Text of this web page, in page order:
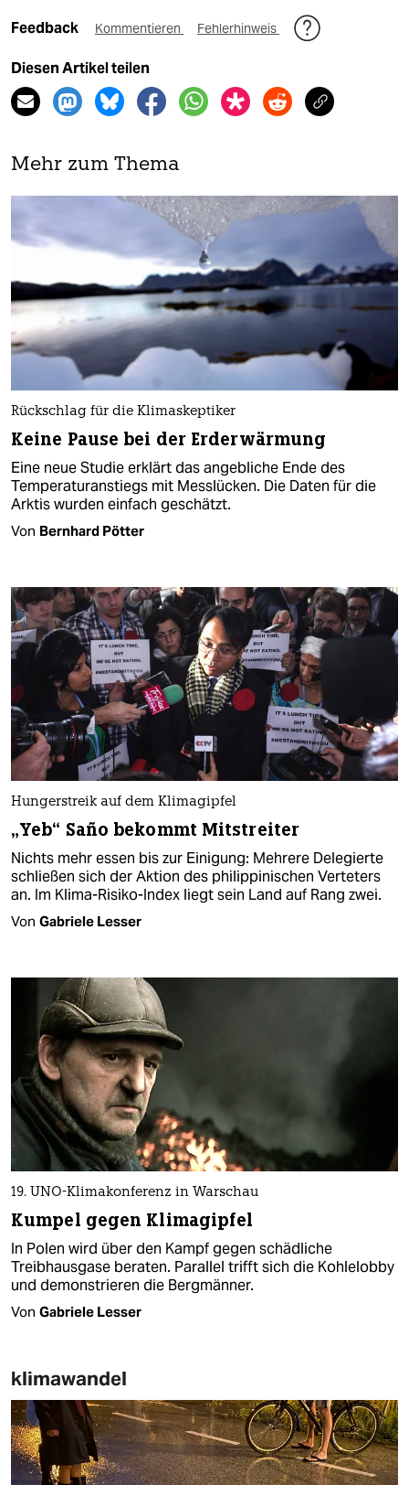
Feedback Kommentieren Fehlerhinweis
Diesen Artikel teilen
Mehr zum Thema
Rückschlag für die Klimaskeptiker
Keine Pause bei der Erderwärmung
Eine neue Studie erklärt das angebliche Ende des
Temperaturanstiegs mit Messlücken. Die Daten für die
Arktis wurden einfach geschätzt.
Von Bernhard Pötter
Hungerstreik auf dem Klimagipfel
„Yeb“ Saño bekommt Mitstreiter
Nichts mehr essen bis zur Einigung: Mehrere Delegierte
schließen sich der Aktion des philippinischen Verteters
an. Im Klima-Risiko-Index liegt sein Land auf Rang zwei.
Von Gabriele Lesser
19. UNO-Klimakonferenz in Warschau
Kumpel gegen Klimagipfel
In Polen wird über den Kampf gegen schädliche
Treibhausgase beraten. Parallel trifft sich die Kohlelobby
und demonstrieren die Bergmänner.
Von Gabriele Lesser
klimawandel